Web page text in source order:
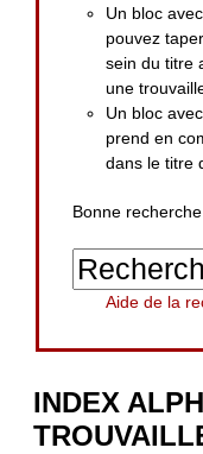
Un bloc
pouvez
sein du titre
une
Un bloc
prend en
dans le titre
Bonne recherche
Aide de la
INDEX